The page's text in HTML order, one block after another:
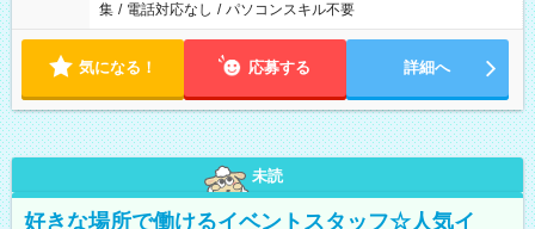
集 / 電話対応なし / パソコンスキル不要
気になる！ 応募する 詳細へ
未読
好きな場所で働けるイベントスタッフ☆人気イ